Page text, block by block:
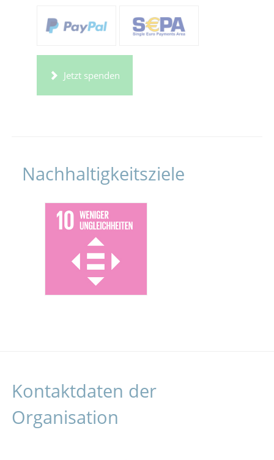
Jetzt spenden
Nachhaltigkeitsziele
Kontaktdaten der
Organisation